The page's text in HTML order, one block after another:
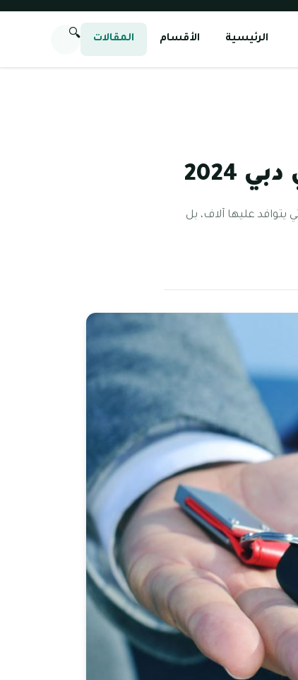
الرئيسية الأقسام المقالات 🔍
يتوافد عليها آلاف، بل